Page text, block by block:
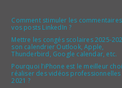
Comment stimuler les
vos posts LinkedIn ?
Mettre les congés scolaires 2025-
son calendrier Outlook, Apple,
Thunderbird, Google calendar, etc.
Pourquoi l’iPhone est le meilleur
réaliser des vidéos professionnelles
2021 ?